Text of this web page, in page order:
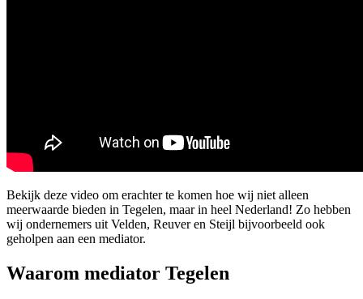
Bekijk deze video om erachter te komen hoe wij niet alleen
meerwaarde bieden in Tegelen, maar in heel Nederland! Zo hebben
wij ondernemers uit Velden, Reuver en Steijl bijvoorbeeld ook
geholpen aan een mediator.
Waarom mediator Tegelen